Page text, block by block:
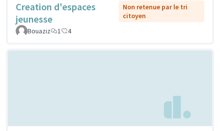
Creation d'espaces
jeunesse
Non retenue par le tri
citoyen
Bouaziz
1 4